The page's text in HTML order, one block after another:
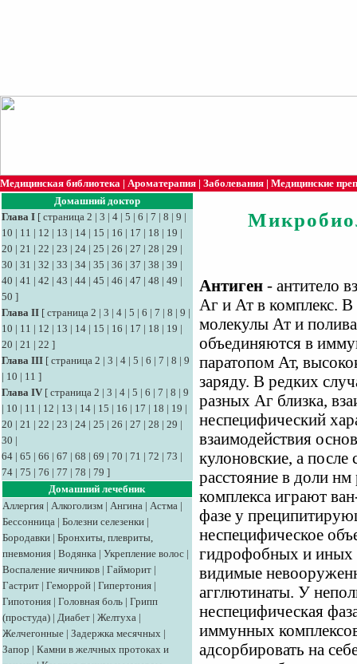
Медицинская библиотека | Ароматерапия | Заболевания | Медицинские
Домашний доктор
Глава I [ страница 2 | 3 | 4 | 5 | 6 | 7 | 8 | 9 |
10 | 11 | 12 | 13 | 14 | 15 | 16 | 17 | 18 | 19 |
20 | 21 | 22 | 23 | 24 | 25 | 26 | 27 | 28 | 29 |
30 | 31 | 32 | 33 | 34 | 35 | 36 | 37 | 38 | 39 |
40 | 41 | 42 | 43 | 44 | 45 | 46 | 47 | 48 | 49 |
50 ]
Глава II [ страница 2 | 3 | 4 | 5 | 6 | 7 | 8 | 9 |
10 | 11 | 12 | 13 | 14 | 15 | 16 | 17 | 18 | 19 |
20 | 21 | 22 ]
Глава III [ страница 2 | 3 | 4 | 5 | 6 | 7 | 8 | 9
| 10 | 11 ]
Глава IV [ страница 2 | 3 | 4 | 5 | 6 | 7 | 8 | 9
| 10 | 11 | 12 | 13 | 14 | 15 | 16 | 17 | 18 | 19 |
20 | 21 | 22 | 23 | 24 | 25 | 26 | 27 | 28 | 29 |
30 |
64 | 65 | 66 | 67 | 68 | 69 | 70 | 71 | 72 | 73 |
74 | 75 | 76 | 77 | 78 | 79 ]
Домашний лечебник
Аллергия | Алкоголизм | Ангина | Астма |
Бессонница | Болезни селезенки |
Бородавки | Бронхиты, плевриты,
пневмония | Водянка | Укрепление волос |
Воспаление яичников | Гайморит |
Гастрит | Геморрой | Гипертония |
Гипотония | Головная боль | Грипп
(простуда) | Диабет | Желтуха |
Желчегонные | Задержка месячных |
Запор | Камни в желчных протоках и
Антиген - антитело
Аг и Ат в комплекс. В
молекулы Ат и
объединяются в
паратопом Ат,
заряду. В редких
разных Аг близка,
неспецифический
взаимодействия
кулоновские, а после
расстояние в доли
комплекса играют
фазе у
неспецифическое
гидрофобных и иных
видимые
агглютинаты. У
неспецифическая
иммунных
адсорбировать на